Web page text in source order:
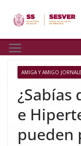
AMIGA Y AMIGO
¿Sabías
e
pueden